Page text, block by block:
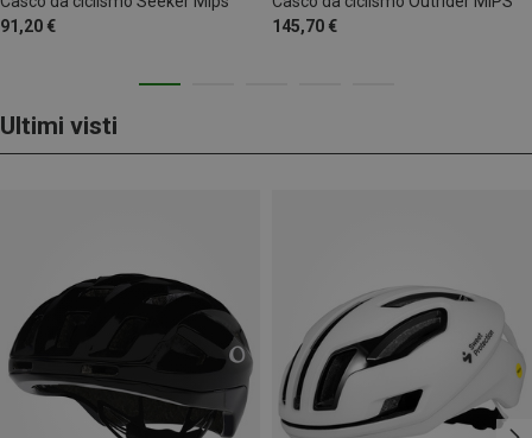
91,20 €
145,70 €
Ultimi visti